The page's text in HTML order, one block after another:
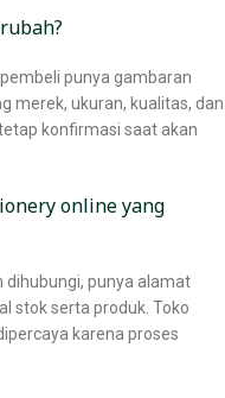
punya gambaran
merek, ukuran, kualitas, dan
konfirmasi saat akan
online yang
dihubungi, punya alamat
stok serta produk. Toko
karena proses